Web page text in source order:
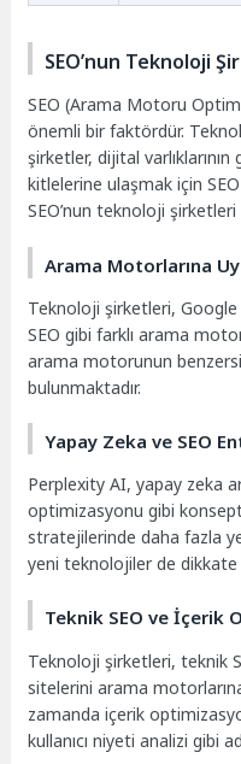
SEO’nun Teknoloji
SEO (Arama Motoru
önemli bir faktördür.
şirketler, dijital
kitlelerine ulaşmak için
SEO’nun teknoloji
Arama Motorlarına
Teknoloji şirketleri, Google
SEO gibi farklı arama
arama motorunun
bulunmaktadır.
Yapay Zeka ve SEO
Perplexity AI, yapay zeka
optimizasyonu gibi
stratejilerinde daha fazla
yeni teknolojiler de dikkate
Teknik SEO ve İçerik
Teknoloji şirketleri, teknik
sitelerini arama
zamanda içerik
kullanıcı niyeti analizi gibi